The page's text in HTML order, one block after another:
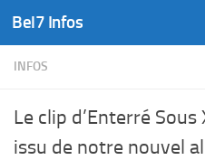
Skip to content
Bel7 Infos
INFOS
Le clip d’Enterré
issu de notre nouvel